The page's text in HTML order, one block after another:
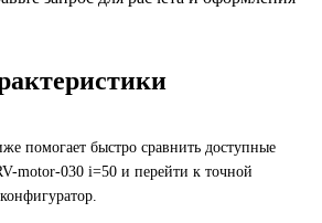
помогает быстро сравнить доступные
motor-030 i=50 и перейти к точной